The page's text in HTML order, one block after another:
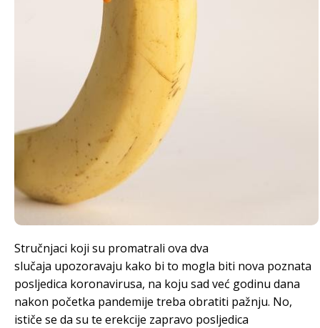
Stručnjaci koji su promatrali ova dva
slučaja upozoravaju kako bi to mogla biti nova poznata
posljedica koronavirusa, na koju sad već godinu dana
nakon početka pandemije treba obratiti pažnju. No,
ističe se da su te erekcije zapravo posljedica